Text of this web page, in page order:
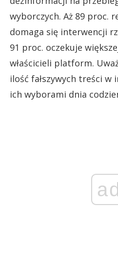
wyborczych. Aż 89 proc.
domaga się interwencji
91 proc. oczekuje
właścicieli platform.
ilość fałszywych treści
ich wyborami dnia